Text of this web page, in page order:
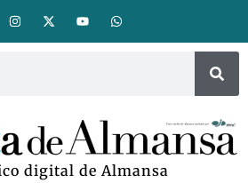
digital de Almansa